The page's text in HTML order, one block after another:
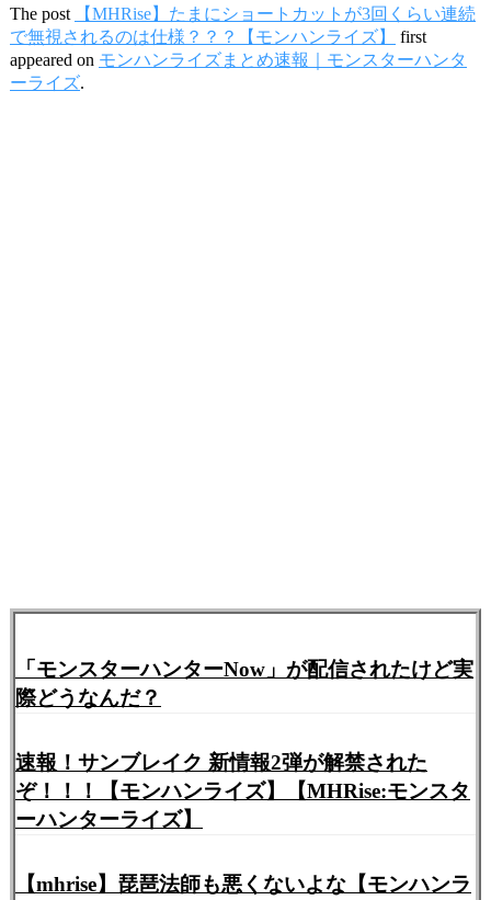
The post
【MHRise】たまにショートカットが3回くらい連続
で無視されるのは仕様？？？【モンハンライズ】
first
appeared on モンハンライズまとめ速報｜モンスターハンタ
ーライズ.
「モンスターハンターNow」が配信されたけど実
際どうなんだ？
速報！サンブレイク 新情報2弾が解禁された
ぞ！！！【モンハンライズ】【MHRise:モンスタ
ーハンターライズ】
【mhrise】琵琶法師も悪くないよな【モンハンラ